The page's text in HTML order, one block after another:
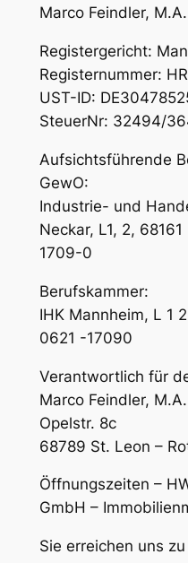
Marco Feindler, M.A.
Registergericht:
Registernummer:
UST-ID:
SteuerNr: 32494/
Aufsichtsführende
GewO:
Industrie- und
Neckar, L1, 2,
1709-0
Berufskammer:
IHK Mannheim, L 1
0621 -17090
Verantwortlich für
Marco Feindler, M.A.
Opelstr. 8c
68789 St. Leon –
Öffnungszeiten –
GmbH –
Sie erreichen uns